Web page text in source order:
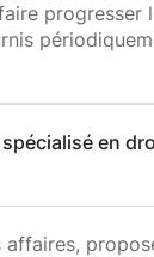
progresser
en